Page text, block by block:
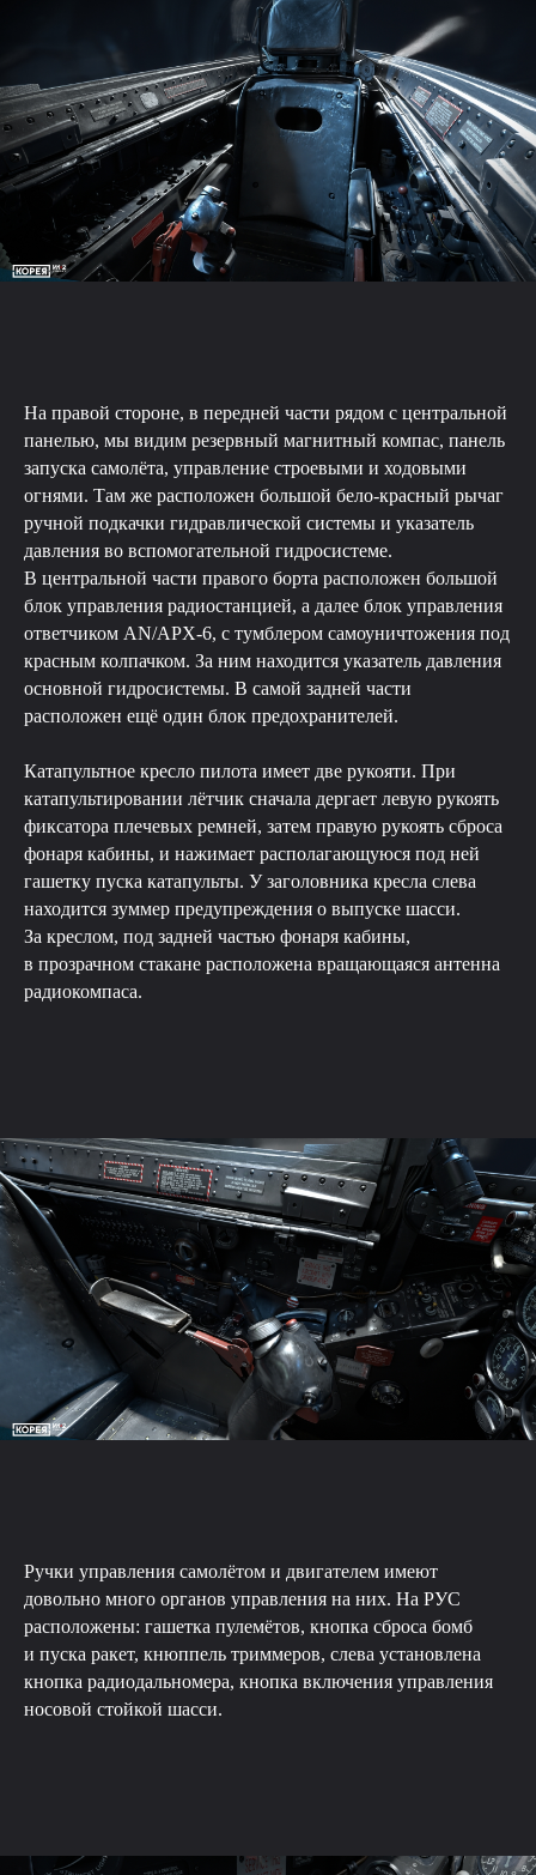
На правой стороне, в передней части рядом с центральной
панелью, мы видим резервный магнитный компас, панель
запуска самолёта, управление строевыми и ходовыми
огнями. Там же расположен большой бело-красный рычаг
ручной подкачки гидравлической системы и указатель
давления во вспомогательной гидросистеме.
В центральной части правого борта расположен большой
блок управления радиостанцией, а далее блок управления
ответчиком AN/APX-6, с тумблером самоуничтожения под
красным колпачком. За ним находится указатель давления
основной гидросистемы. В самой задней части
расположен ещё один блок предохранителей.
Катапультное кресло пилота имеет две рукояти. При
катапультировании лётчик сначала дергает левую рукоять
фиксатора плечевых ремней, затем правую рукоять сброса
фонаря кабины, и нажимает располагающуюся под ней
гашетку пуска катапульты. У заголовника кресла слева
находится зуммер предупреждения о выпуске шасси.
За креслом, под задней частью фонаря кабины,
в прозрачном стакане расположена вращающаяся антенна
радиокомпаса.
Ручки управления самолётом и двигателем имеют
довольно много органов управления на них. На РУС
расположены: гашетка пулемётов, кнопка сброса бомб
и пуска ракет, кнюппель триммеров, слева установлена
кнопка радиодальномера, кнопка включения управления
носовой стойкой шасси.